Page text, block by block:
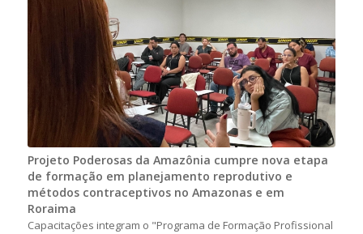
Projeto Poderosas da Amazônia cumpre nova etapa
de formação em planejamento reprodutivo e
métodos contraceptivos no Amazonas e em
Roraima
Capacitações integram o "Programa de Formação Profissional